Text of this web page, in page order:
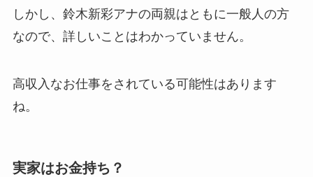
しかし、鈴木新彩アナの両親はともに一般人の方
なので、詳しいことはわかっていません。
高収入なお仕事をされている可能性はあります
ね。
実家はお金持ち？